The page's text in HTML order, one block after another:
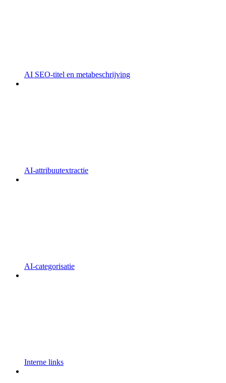
AI SEO-titel en metabeschrijving
AI-attribuutextractie
AI-categorisatie
Interne links